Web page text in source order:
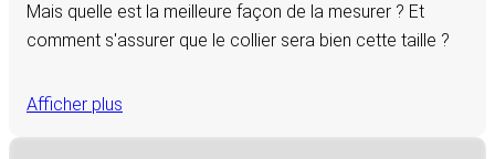
Mais quelle est la meilleure façon de la mesurer ? Et
comment s'assurer que le collier sera bien cette taille ?
Afficher plus